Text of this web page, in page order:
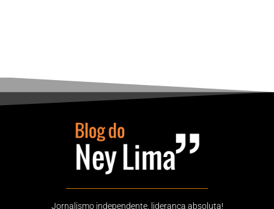
Jornalismo independente, liderança absoluta!